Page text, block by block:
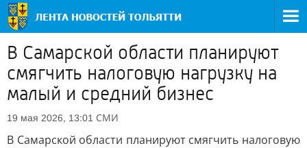
В Самарской области планируют
смягчить налоговую нагрузку на
малый и средний бизнес
19 мая 2026, 13:01 СМИ
В Самарской области планируют смягчить налоговую